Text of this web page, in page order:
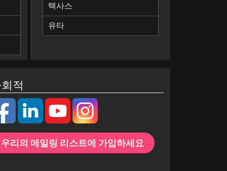
텍사스
유타
적
우리의 메일링 리스트에 가입하세요